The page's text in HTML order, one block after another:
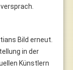
Bild erneut.
in der
Künstlern